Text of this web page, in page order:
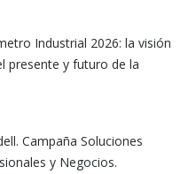
Industrial 2026: la visión
presente y futuro de la
Campaña Soluciones
y Negocios.